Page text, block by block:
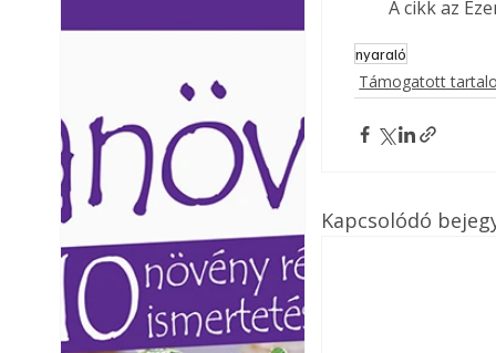
Laptapir kényelmes
mert: – t
A cikk az
nyaraló
Támogatott
Kapcsolódó